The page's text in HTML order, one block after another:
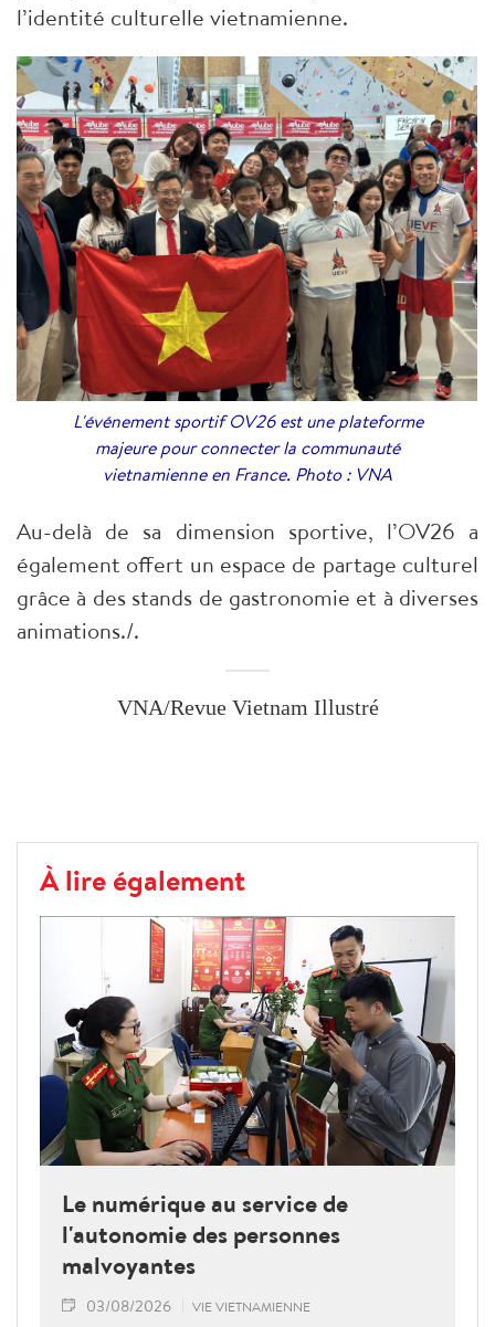
l’identité culturelle vietnamienne.
L'événement sportif OV26 est une plateforme
majeure pour connecter la communauté
vietnamienne en France. Photo : VNA
Au-delà de sa dimension sportive, l’OV26 a
également offert un espace de partage culturel
grâce à des stands de gastronomie et à diverses
animations./.
VNA/Revue Vietnam Illustré
À lire également
Le numérique au service de
l'autonomie des personnes
malvoyantes
03/08/2026 VIE VIETNAMIENNE